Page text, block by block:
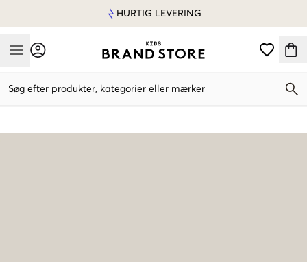
HURTIG LEVERING
Mobile Menu
Søg efter produkter, kategorier eller mærker